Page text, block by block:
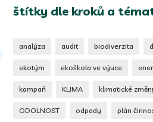
štítky dle kroků a
analýza audit biodiverzita
ekotým ekoškola ve výuce
kampaň KLIMA klimatické
ODOLNOST odpady plán